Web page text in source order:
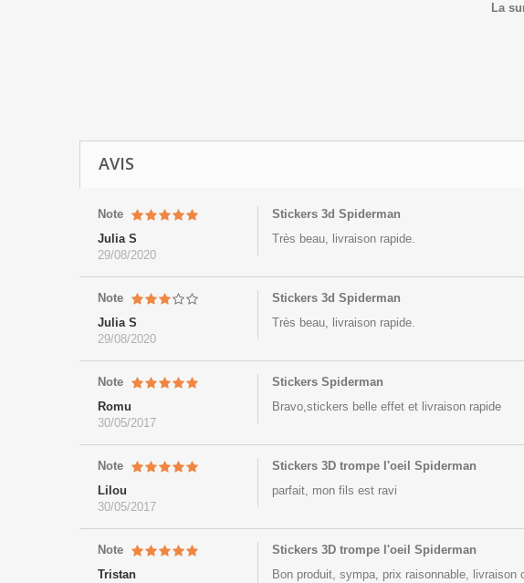
La
AVIS
Note
Julia S
29/08/2020
Stickers 3d Spiderman
Très beau, livraison rapide.
Note
Julia S
29/08/2020
Stickers 3d Spiderman
Très beau, livraison rapide.
Note
Romu
30/05/2017
Stickers Spiderman
Bravo,stickers belle effet et livraison rapide
Note
Lilou
30/05/2017
Stickers 3D trompe l'oeil Spiderman
parfait, mon fils est ravi
Note
Tristan
Stickers 3D trompe l'oeil Spiderman
Bon produit, sympa, prix raisonnable, livraison